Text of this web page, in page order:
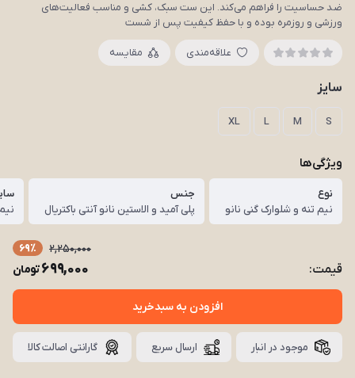
ضد حساسیت را فراهم می‌کند. این ست سبک، کشی و مناسب فعالیت‌های
ورزشی و روزمره بوده و با حفظ کیفیت پس از شست
علاقه‌مندی مقایسه
سایز
S
M
L
XL
ویژگی‌ها
نوع
نیم تنه و شلوارک گنی نانو
جنس
پلی آمید و الاستین نانو آنتی باکتریال
نیم تنه از
قیمت:
2,250,000 69٪
699,000تومان
افزودن به سبدخرید
موجود در انبار ارسال سریع گارانتی اصالت کالا